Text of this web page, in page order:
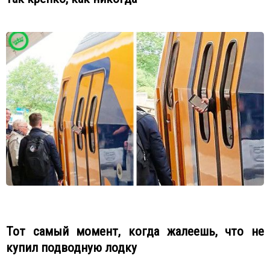
Тот самый момент, когда жалеешь, что не
купил подводную лодку